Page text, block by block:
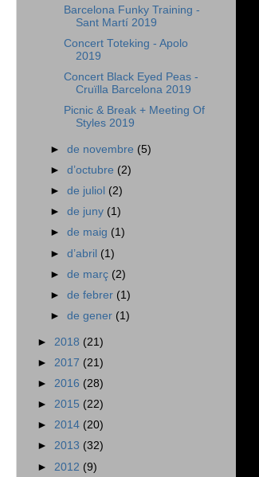
Barcelona Funky Training -
Sant Martí 2019
Concert Toteking - Apolo
2019
Concert Black Eyed Peas -
Cruïlla Barcelona 2019
Picnic & Break + Meeting Of
Styles 2019
►de novembre (5)
►d’octubre (2)
►de juliol (2)
►de juny (1)
►de maig (1)
►d’abril (1)
►de març (2)
►de febrer (1)
►de gener (1)
► 2018 (21)
► 2017 (21)
► 2016 (28)
► 2015 (22)
► 2014 (20)
► 2013 (32)
► 2012 (9)